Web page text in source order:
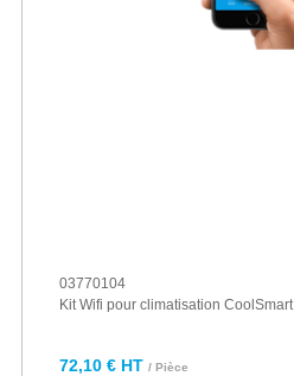
03770104
Kit Wifi pour climatisation CoolSmart
72,10 € HT / Pièce